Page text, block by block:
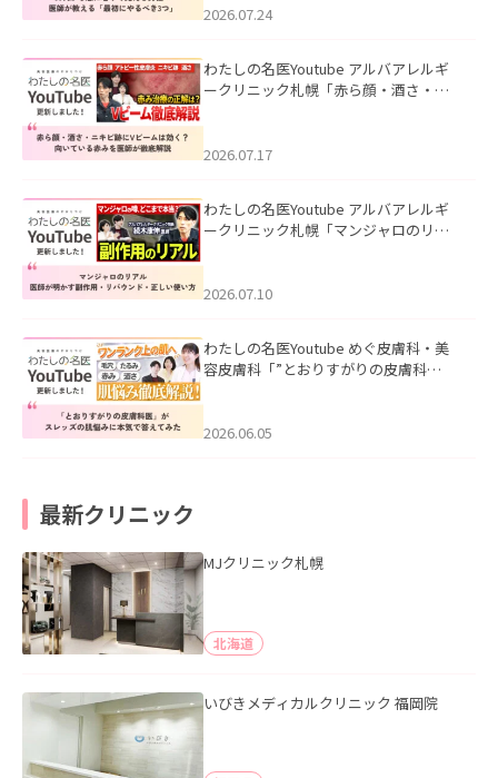
た。
2026.07.24
わたしの名医Youtube アルバアレルギ
ークリニック札幌「赤ら顔・酒さ・ニ
した。
2026.07.17
わたしの名医Youtube アルバアレルギ
ークリニック札幌「マンジャロのリア
た。
2026.07.10
わたしの名医Youtube めぐ皮膚科・美
容皮膚科「”とおりすがりの皮膚科
2026.06.05
最新クリニック
MJクリニック札幌
北海道
いびきメディカルクリニック 福岡院